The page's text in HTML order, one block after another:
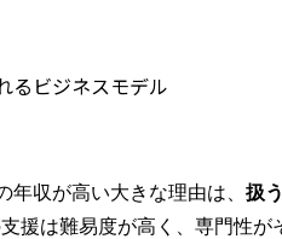
るビジネスモデル
年収が高い大きな理由は、 扱
援は難易度が高く、専門性が